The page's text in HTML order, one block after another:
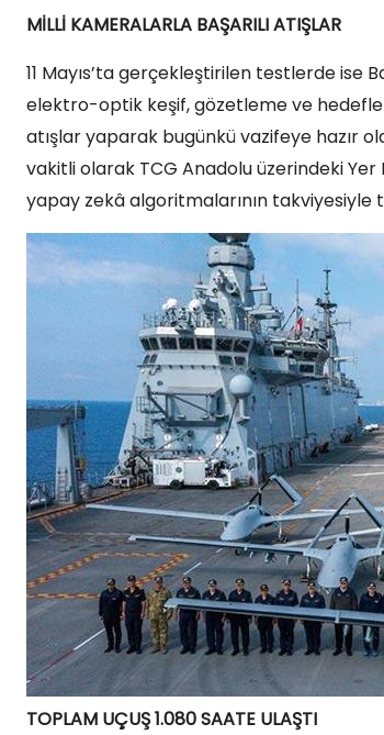
MİLLİ KAMERALARLA BAŞARILI ATIŞLAR
11 Mayıs’ta gerçekleştirilen testlerde ise
elektro-optik keşif, gözetleme ve
atışlar yaparak bugünkü vazifeye hazır
vakitli olarak TCG Anadolu üzerindeki
yapay zekâ algoritmalarının
TOPLAM UÇUŞ 1.080 SAATE ULAŞTI